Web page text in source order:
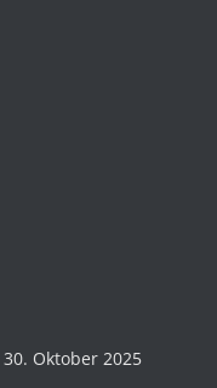
30. Oktober 2025